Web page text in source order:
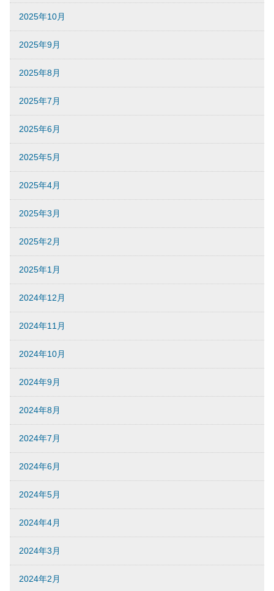
2025年10月
2025年9月
2025年8月
2025年7月
2025年6月
2025年5月
2025年4月
2025年3月
2025年2月
2025年1月
2024年12月
2024年11月
2024年10月
2024年9月
2024年8月
2024年7月
2024年6月
2024年5月
2024年4月
2024年3月
2024年2月